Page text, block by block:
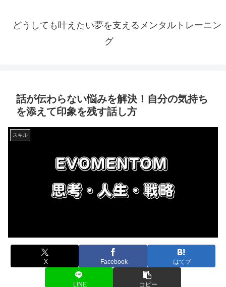
どうしても叶えたい夢を支えるメンタルトレーニン
グ
話が伝わらない悩みを解決！自分の気持ち
を添えて印象を残す話し方
スキル
X Facebook はてブ
LINE コピー